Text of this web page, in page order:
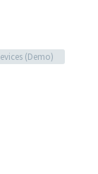
(Demo)